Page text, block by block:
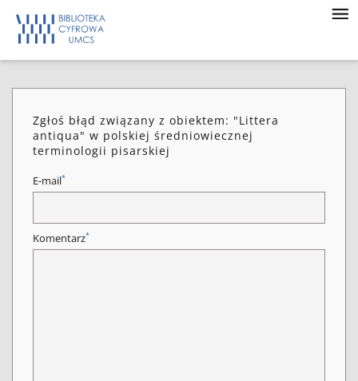
Zgłoś błąd związany z obiektem: "Littera
antiqua" w polskiej średniowiecznej
terminologii pisarskiej
E-mail*
Komentarz*